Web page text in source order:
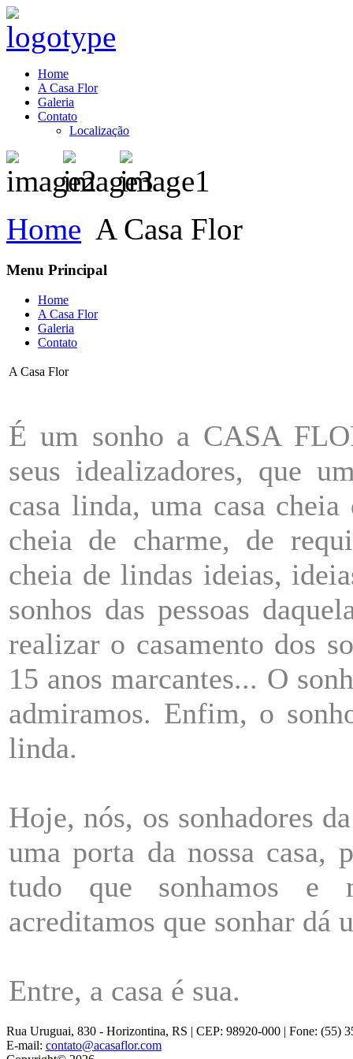
Home
A Casa Flor
Galeria
Contato
Localização
Home A Casa Flor
Menu Principal
Home
A Casa Flor
Galeria
Contato
A Casa Flor
É um sonho a CASA
seus idealizadores, que
casa linda, uma casa
cheia de charme, de
cheia de lindas ideias,
sonhos das pessoas
realizar o casamento dos
15 anos marcantes... O
admiramos. Enfim, o
linda.
Hoje, nós, os sonhadores
uma porta da nossa casa,
tudo que sonhamos e
acreditamos que sonhar dá
Entre, a casa é sua.
Rua Uruguai, 830 - Horizontina, RS | CEP: 98920-000 | Fone: (55)
E-mail: contato@acasaflor.com